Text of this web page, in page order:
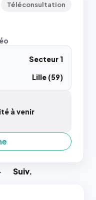
Téléconsultation
Secteur 1
Lille (59)
à venir
Suiv.